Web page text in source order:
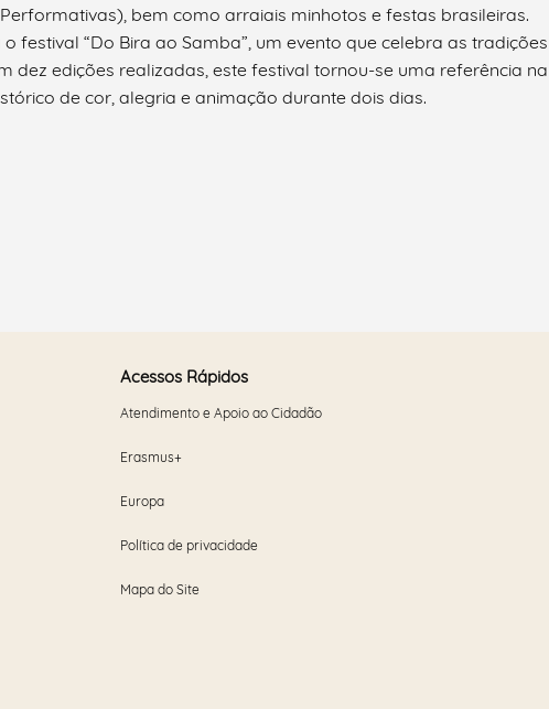
bem como arraiais minhotos e festas brasileiras.
festival “Do Bira ao Samba”, um evento que celebra as tradições
dez edições realizadas, este festival tornou-se uma referência na
de cor, alegria e animação durante dois dias.
Acessos Rápidos
Atendimento e Apoio ao Cidadão
Erasmus+
Europa
Política de privacidade
Mapa do Site